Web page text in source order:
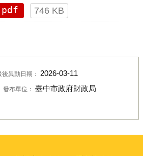
pdf 746 KB
後異動日期： 2026-03-11
發布單位： 臺中市政府財政局